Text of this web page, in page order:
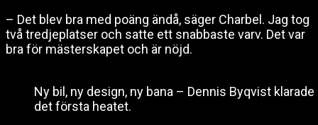
– Det blev bra med poäng ändå, säger Charbel. Jag tog
två tredjeplatser och satte ett snabbaste varv. Det var
bra för mästerskapet och är nöjd.
Ny bil, ny design, ny bana – Dennis Byqvist
det första heatet.